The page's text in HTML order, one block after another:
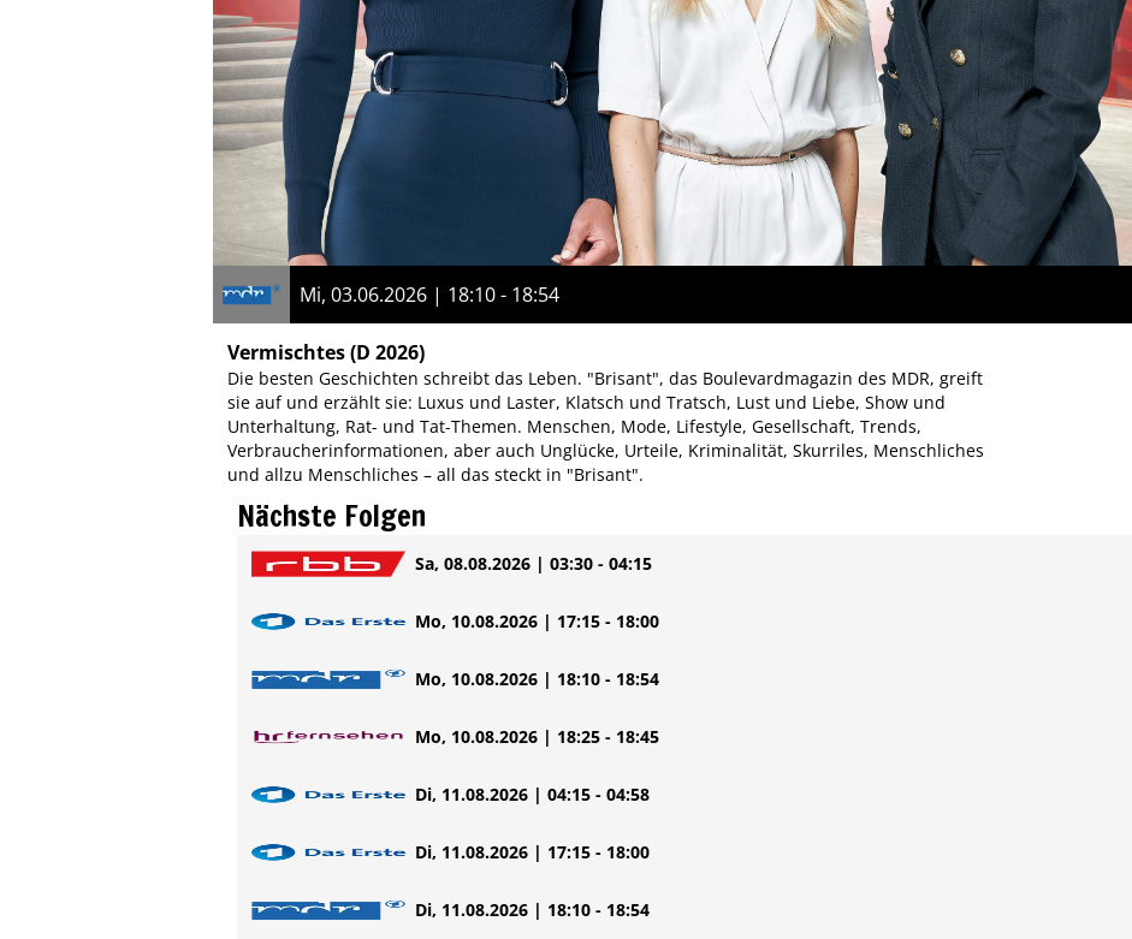
Mi, 03.06.2026 | 18:10 - 18:54
Vermischtes(D 2026)
Die besten Geschichten schreibt das Leben. "Brisant", das Boulevardmagazin des MDR, greift
sie auf und erzählt sie: Luxus und Laster, Klatsch und Tratsch, Lust und Liebe, Show und
Unterhaltung, Rat- und Tat-Themen. Menschen, Mode, Lifestyle, Gesellschaft, Trends,
Verbraucherinformationen, aber auch Unglücke, Urteile, Kriminalität, Skurriles, Menschliches
und allzu Menschliches – all das steckt in "Brisant".
Nächste Folgen
Sa, 08.08.2026 | 03:30 - 04:15
Mo, 10.08.2026 | 17:15 - 18:00
Mo, 10.08.2026 | 18:10 - 18:54
Mo, 10.08.2026 | 18:25 - 18:45
Di, 11.08.2026 | 04:15 - 04:58
Di, 11.08.2026 | 17:15 - 18:00
Di, 11.08.2026 | 18:10 - 18:54